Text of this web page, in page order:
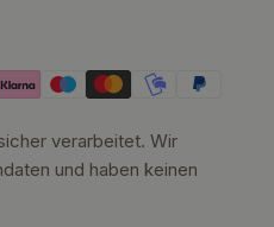
verarbeitet. Wir
und haben keinen